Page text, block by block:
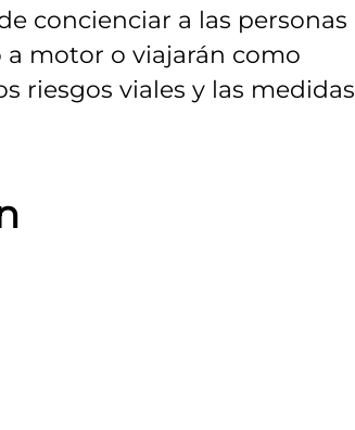
concienciar a las personas
motor o viajarán como
riesgos viales y las medidas